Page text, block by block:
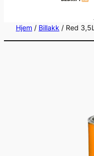
Hjem / Billakk / Red 3,5L